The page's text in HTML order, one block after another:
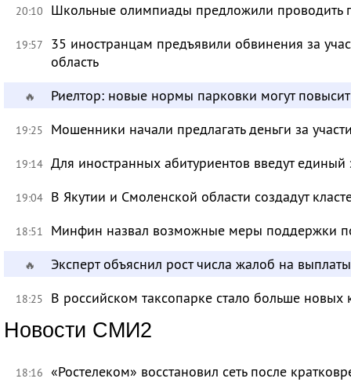
20:10 Школьные олимпиады предложили проводить
19:57
35 иностранцам предъявили обвинения за
область
🔥 Риелтор: новые нормы парковки могут
19:25 Мошенники начали предлагать деньги за
19:14 Для иностранных абитуриентов введут
19:04 В Якутии и Смоленской области создадут
18:51 Минфин назвал возможные меры поддержки
🔥 Эксперт объяснил рост числа жалоб на
18:25 В российском таксопарке стало больше новых
Новости СМИ2
18:16 «Ростелеком» восстановил сеть после